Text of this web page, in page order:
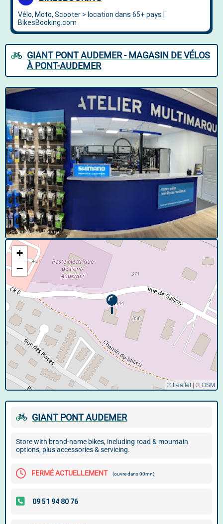
GIANT PONT AUDEMER - MAGASIN DE VÉLOS
À PONT-AUDEMER
© Google User Content
+
−
© Leaflet|©OSM
GIANT PONT AUDEMER
Store with brand-name bikes, including road & mountain
options, plus accessories & servicing.
FERMÉ ACTUELLEMENT (ouvre dans 00mn)